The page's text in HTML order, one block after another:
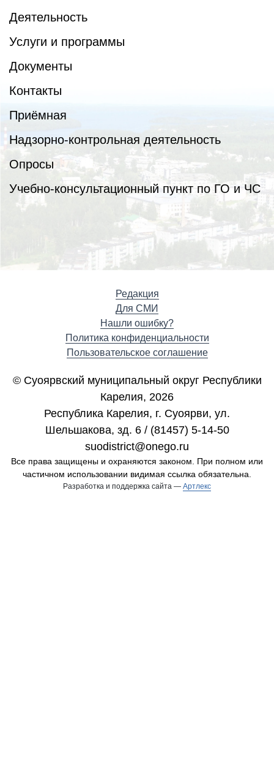
Деятельность
Услуги и программы
Документы
Контакты
Приёмная
Надзорно-контрольная деятельность
Опросы
Учебно-консультационный пункт по ГО и ЧС
Редакция
Для СМИ
Нашли ошибку?
Политика конфиденциальности
Пользовательское соглашение
© Суоярвский муниципальный округ Республики
Карелия, 2026
Республика Карелия, г. Cуоярви, ул.
Шельшакова, зд. 6 / (81457) 5-14-50
suodistrict@onego.ru
Все права защищены и охраняются законом. При полном или
частичном использовании видимая ссылка обязательна.
Разработка и поддержка сайта — Артлекс